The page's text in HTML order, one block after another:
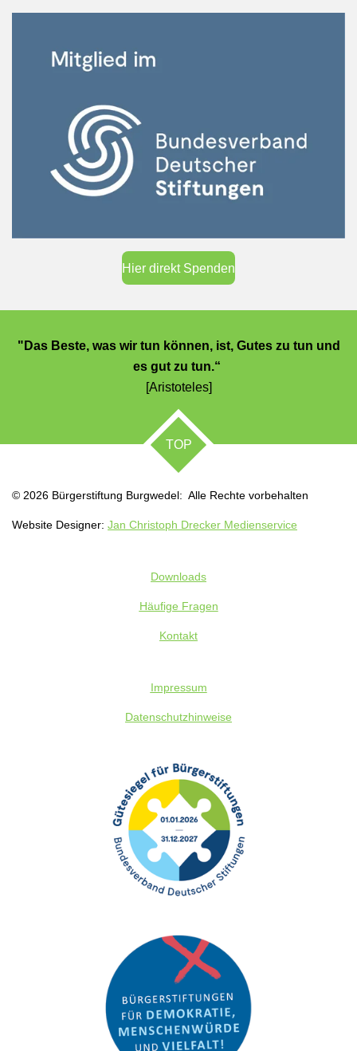
Hier direkt Spenden
"Das Beste, was wir tun können, ist, Gutes zu tun und
es gut zu tun.“
[Aristoteles]
TOP
© 2026 Bürgerstiftung Burgwedel: Alle Rechte vorbehalten
Website Designer: Jan Christoph Drecker Medienservice
Downloads
Häufige Fragen
Kontakt
Impressum
Datenschutzhinweise